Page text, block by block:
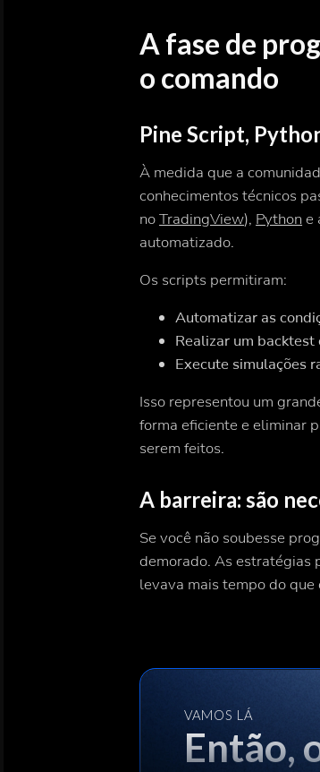
A fase de
o comando
Pine Script,
À medida que a
conhecimentos técnicos
noTradingView), Python e
automatizado.
Os scripts permitiram:
Automatizar as
Realizar um
Execute simulações
Isso representou um
forma eficiente e eliminar
serem feitos.
A barreira: são
Se você não soubesse
demorado. As estratégias
levava mais tempo do que
VAMOS LÁ
Então,